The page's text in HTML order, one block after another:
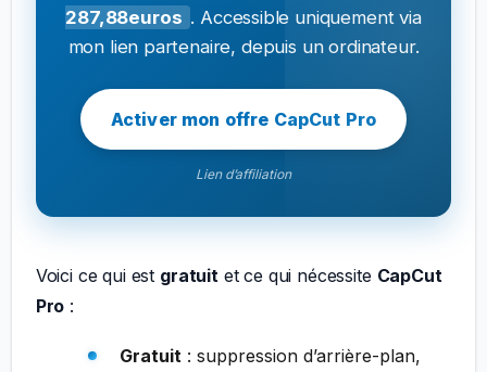
287,88euros . Accessible uniquement via
mon lien partenaire, depuis un ordinateur.
Activer mon offre CapCut Pro
Lien d’affiliation
Voici ce qui est gratuit et ce qui nécessite CapCut
Pro :
Gratuit : suppression d’arrière-plan,